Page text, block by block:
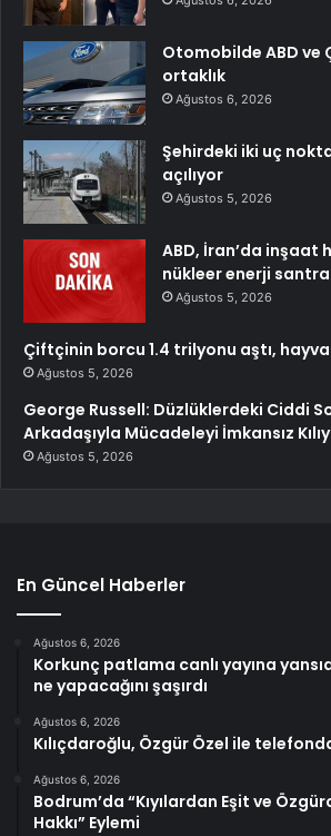
Otomobilde ABD ve
ortaklık
Ağustos 6, 2026
Şehirdeki iki uç
açılıyor
Ağustos 5, 2026
ABD, İran’da inşaat
nükleer enerji
Ağustos 5, 2026
Çiftçinin borcu 1.4 trilyonu aştı,
Ağustos 5, 2026
George Russell: Düzlüklerdeki Ciddi
Arkadaşıyla Mücadeleyi İmkansız
Ağustos 5, 2026
En Güncel Haberler
Ağustos 6, 2026
Korkunç patlama canlı yayına
ne yapacağını şaşırdı
Ağustos 6, 2026
Kılıçdaroğlu, Özgür Özel ile
Ağustos 6, 2026
Bodrum’da “Kıyılardan Eşit ve
Hakkı” Eylemi